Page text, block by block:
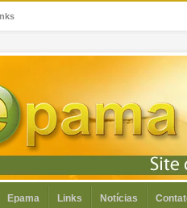
Epama Links Notícias